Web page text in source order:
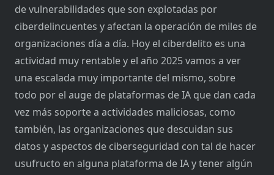
de vulnerabilidades que son explotadas por
ciberdelincuentes y afectan la operación de miles de
organizaciones día a día. Hoy el ciberdelito es una
actividad muy rentable y el año 2025 vamos a ver
una escalada muy importante del mismo, sobre
todo por el auge de plataformas de IA que dan cada
vez más soporte a actividades maliciosas, como
también, las organizaciones que descuidan sus
datos y aspectos de ciberseguridad con tal de hacer
usufructo en alguna plataforma de IA y tener algún